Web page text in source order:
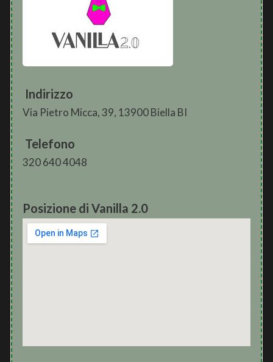
Indirizzo
Via Pietro Micca, 39, 13900 Biella BI
Telefono
320 640 4048
Posizione di Vanilla 2.0